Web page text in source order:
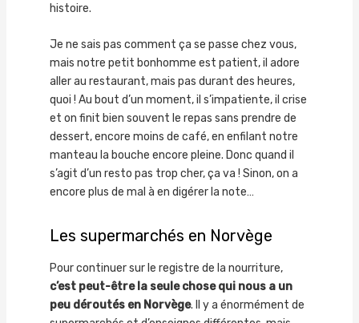
histoire.
Je ne sais pas comment ça se passe chez vous,
mais notre petit bonhomme est patient, il adore
aller au restaurant, mais pas durant des heures,
quoi ! Au bout d’un moment, il s’impatiente, il crise
et on finit bien souvent le repas sans prendre de
dessert, encore moins de café, en enfilant notre
manteau la bouche encore pleine. Donc quand il
s’agit d’un resto pas trop cher, ça va ! Sinon, on a
encore plus de mal à en digérer la note…
Les supermarchés en Norvège
Pour continuer sur le registre de la nourriture,
c’est peut-être la seule chose qui nous a un
peu déroutés en Norvège. Il y a énormément de